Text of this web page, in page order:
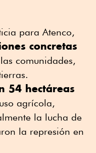
para Atenco,
concretas
comunidades,
54 hectáreas
agrícola,
la lucha de
la represión en